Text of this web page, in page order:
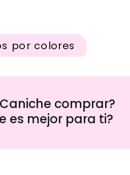
por colores
comprar?
es mejor para ti?